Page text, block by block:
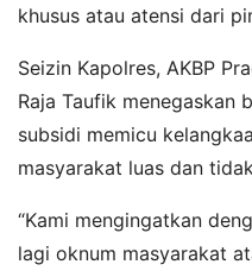
khusus atau atensi dari
Seizin Kapolres, AKBP
Raja Taufik menegaskan
subsidi memicu
masyarakat luas dan
“Kami mengingatkan
lagi oknum masyarakat